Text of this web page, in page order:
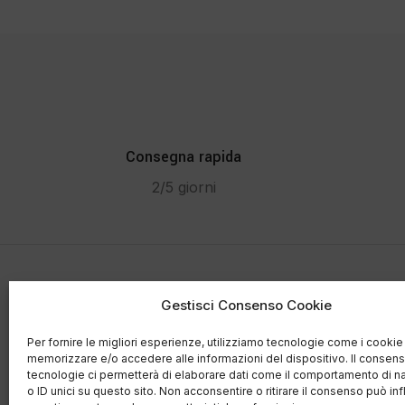
Gestisci Consenso Cookie
Per fornire le migliori esperienze, utilizziamo tecnologie come i
memorizzare e/o accedere alle informazioni del dispositivo. Il
tecnologie ci permetterà di elaborare dati come il comportamento di
o ID unici su questo sito. Non acconsentire o ritirare il consenso può
Consegna rapida
2/5 giorni
Salumi di Mareha creato la prima
Via